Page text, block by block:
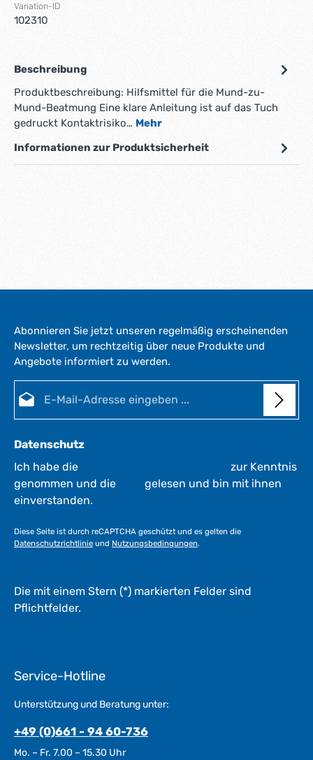
Variation-ID
102310
Beschreibung
Produktbeschreibung: Hilfsmittel für die Mund-zu-
Mund-Beatmung Eine klare Anleitung ist auf das Tuch
gedruckt Kontaktrisiko… Mehr
Informationen zur Produktsicherheit
Abonnieren Sie jetzt unseren regelmäßig erscheinenden
Newsletter, um rechtzeitig über neue Produkte und
Angebote informiert zu werden.
Datenschutz
Ich habe die
zur Kenntnis
genommen und die
gelesen und bin mit ihnen
einverstanden.
Diese Seite ist durch reCAPTCHA geschützt und es gelten die
Datenschutzrichtlinie und Nutzungsbedingungen.
Die mit einem Stern (*) markierten Felder sind
Pflichtfelder.
Service-Hotline
Unterstützung und Beratung unter:
+49 (0)661 - 94 60-736
Mo. – Fr. 7.00 – 15.30 Uhr